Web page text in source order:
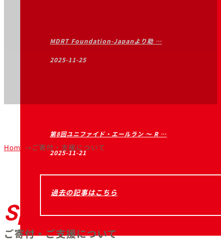
MDRT Foundation-Japanより助 …
2025-11-25
第8回ユニファイド・エールラン ～ R …
2025-11-21
過去の記事はこちら
Home →ご寄付・支援について
Sponsorship
ご寄付・ご支援について